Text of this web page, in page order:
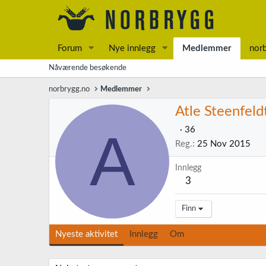
Forum Nye innlegg Medlemmer
Nåværende besøkende
norbrygg.no Medlemmer
A
Atle
· 36
Reg. 25 Nov 2015
Innlegg
3
Finn
Nyeste aktivitet Innlegg Om